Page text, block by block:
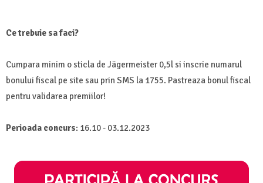
Ce trebuie sa faci?
Cumpara minim o sticla de Jägermeister 0,5l si inscrie numarul
bonului fiscal pe site sau prin SMS la 1755. Pastreaza bonul fiscal
pentru validarea premiilor!
Perioada concurs: 16.10 - 03.12.2023